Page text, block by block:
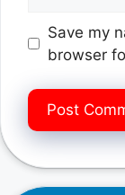
Save my
browser